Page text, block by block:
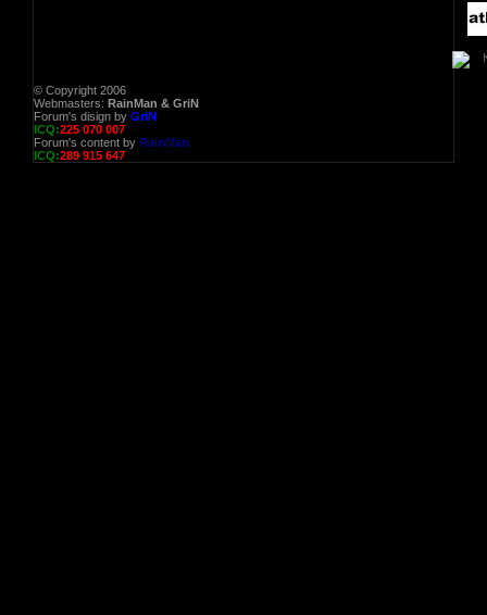
© Copyright 2006
Webmasters: RainMan & GriN
Forum's disign by GriN
ICQ:225 070 007
Forum's content by RainMan
ICQ:289 915 647